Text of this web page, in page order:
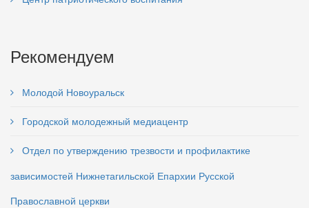
Рекомендуем
Молодой Новоуральск
Городской молодежный медиацентр
Отдел по утверждению трезвости и профилактике
зависимостей Нижнетагильской Епархии Русской
Православной церкви